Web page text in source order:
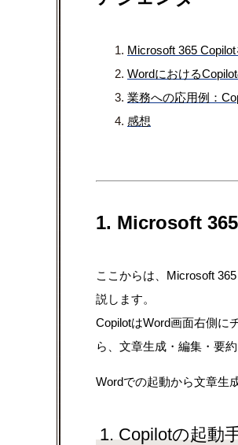
Microsoft 365
Wordにおける
業務への応用例：
感想
1. Microsoft
ここからは、Microsoft
説します。
CopilotはWord画面右側に
ら、文章生成・編集・要
Wordでの起動から文章生
1. Copilotの起動